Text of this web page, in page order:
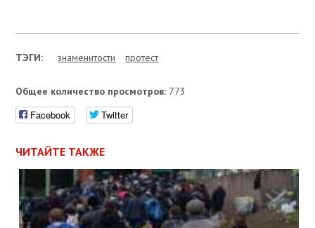
ТЭГИ: знаменитости протест
Общее количество просмотров: 773
Facebook Twitter
ЧИТАЙТЕ ТАКЖЕ